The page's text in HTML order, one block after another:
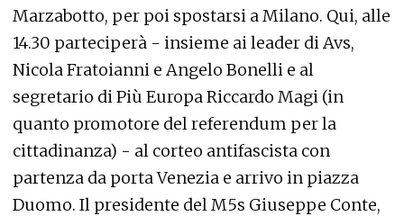
Marzabotto, per poi spostarsi a Milano. Qui, alle
14.30 parteciperà - insieme ai leader di Avs,
Nicola Fratoianni e Angelo Bonelli e al
segretario di Più Europa Riccardo Magi (in
quanto promotore del referendum per la
cittadinanza) - al corteo antifascista con
partenza da porta Venezia e arrivo in piazza
Duomo. Il presidente del M5s Giuseppe Conte,